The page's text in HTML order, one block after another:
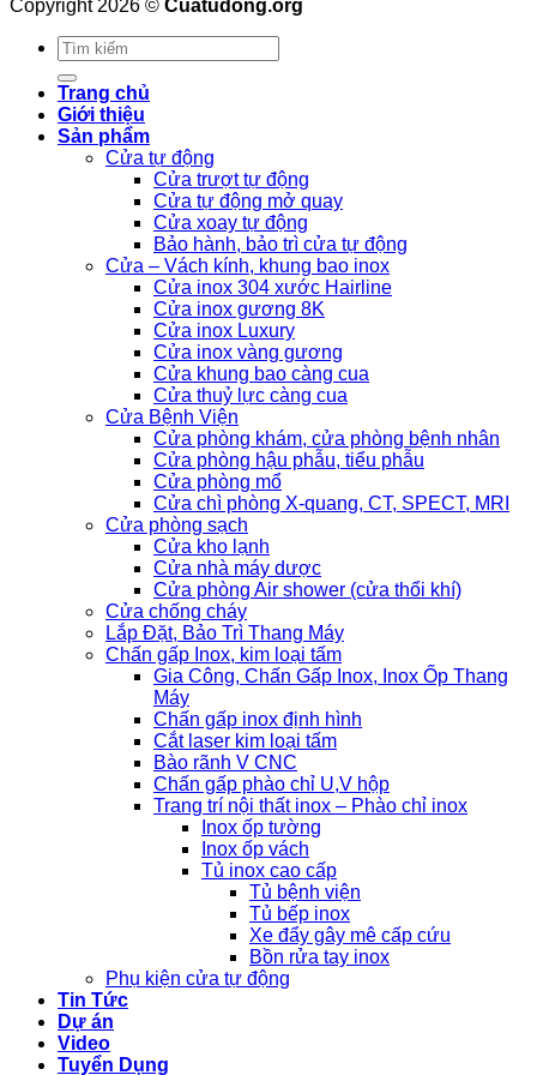
Copyright 2026 © Cuatudong.org
Tìm
kiếm:
Trang chủ
Giới thiệu
Sản phẩm
Cửa tự động
Cửa trượt tự động
Cửa tự động mở quay
Cửa xoay tự động
Bảo hành, bảo trì cửa tự động
Cửa – Vách kính, khung bao inox
Cửa inox 304 xước Hairline
Cửa inox gương 8K
Cửa inox Luxury
Cửa inox vàng gương
Cửa khung bao càng cua
Cửa thuỷ lực càng cua
Cửa Bệnh Viện
Cửa phòng khám, cửa phòng bệnh nhân
Cửa phòng hậu phẫu, tiểu phẫu
Cửa phòng mổ
Cửa chì phòng X-quang, CT, SPECT, MRI
Cửa phòng sạch
Cửa kho lạnh
Cửa nhà máy dược
Cửa phòng Air shower (cửa thổi khí)
Cửa chống cháy
Lắp Đặt, Bảo Trì Thang Máy
Chấn gấp Inox, kim loại tấm
Gia Công, Chấn Gấp Inox, Inox Ốp Thang
Máy
Chấn gấp inox định hình
Cắt laser kim loại tấm
Bào rãnh V CNC
Chấn gấp phào chỉ U,V hộp
Trang trí nội thất inox – Phào chỉ inox
Inox ốp tường
Inox ốp vách
Tủ inox cao cấp
Tủ bệnh viện
Tủ bếp inox
Xe đẩy gây mê cấp cứu
Bồn rửa tay inox
Phụ kiện cửa tự động
Tin Tức
Dự án
Video
Tuyển Dụng